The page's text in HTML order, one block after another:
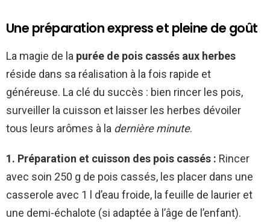
Une préparation express et pleine de goût
La magie de la purée de pois cassés aux herbes
réside dans sa réalisation à la fois rapide et
généreuse. La clé du succès : bien rincer les pois,
surveiller la cuisson et laisser les herbes dévoiler
tous leurs arômes à la dernière minute.
1. Préparation et cuisson des pois cassés : Rincer
avec soin 250 g de pois cassés, les placer dans une
casserole avec 1 l d’eau froide, la feuille de laurier et
une demi-échalote (si adaptée à l’âge de l’enfant).